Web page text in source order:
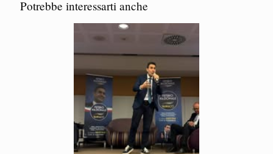
Potrebbe interessarti anche